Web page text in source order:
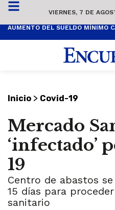
VIERNES, 7 DE
Inicio > Covid-19
Mercado
‘infectado’
19
Centro de abastos
15 días para
sanitario